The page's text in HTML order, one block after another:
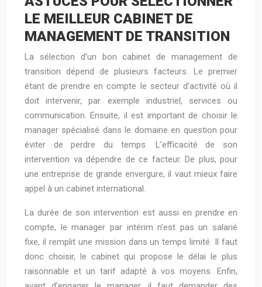
LE MEILLEUR CABINET DE
MANAGEMENT DE TRANSITION
La sélection d’un bon cabinet de management de
transition dépend de plusieurs facteurs. Le premier
étant de prendre en compte le secteur d’activité où il
doit intervenir, par exemple industriel, services ou
communication. Ensuite, il est important de choisir le
manager spécialisé dans le domaine en question pour
éviter de perdre du temps. L’efficacité de son
intervention va dépendre de ce facteur. De plus, pour
une entreprise de grande envergure, il vaut mieux faire
appel à un cabinet international.
La durée de son intervention est aussi en prendre en
compte, le manager par intérim n’est pas un salarié
fixe, il remplit une mission dans un temps limité. Il faut
donc choisir, le cabinet qui propose le délai le plus
raisonnable et un tarif adapté à vos moyens. Enfin,